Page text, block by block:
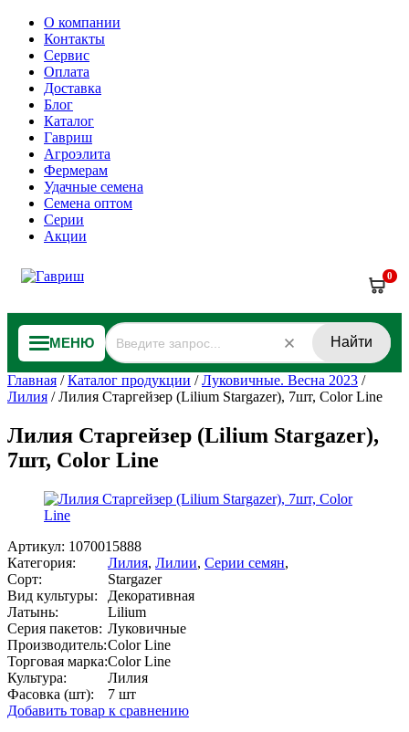
О компании
Контакты
Сервис
Оплата
Доставка
Блог
Каталог
Гавриш
Агроэлита
Фермерам
Удачные семена
Семена оптом
Серии
Акции
0
МЕНЮ Найти
Главная /Каталог продукции /Луковичные. Весна 2023 /
Лилия /Лилия Старгейзер (Lilium Stargazer), 7шт, Color Line
Лилия Старгейзер (Lilium Stargazer),
7шт, Color Line
Артикул: 1070015888
Категория:
Лилия, Лилии, Серии семян,
Сорт:
Stargazer
Вид культуры:
Декоративная
Латынь:
Lilium
Серия пакетов: Луковичные
Производитель:Color Line
Торговая марка:Color Line
Культура:
Лилия
Фасовка (шт):
7 шт
Добавить товар к сравнению